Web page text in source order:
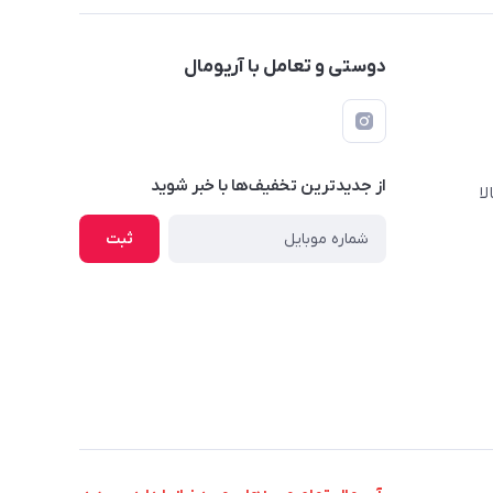
دوستی و تعامل با آریومال
از جدید‌ترین تخفیف‌ها با‌ خبر شوید
ثبت